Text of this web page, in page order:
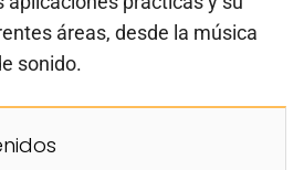
áreas, desde la música
sonido.